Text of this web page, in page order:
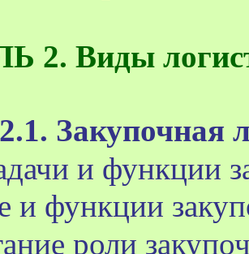
2. Виды
Закупочная
и функции
и функции
роли